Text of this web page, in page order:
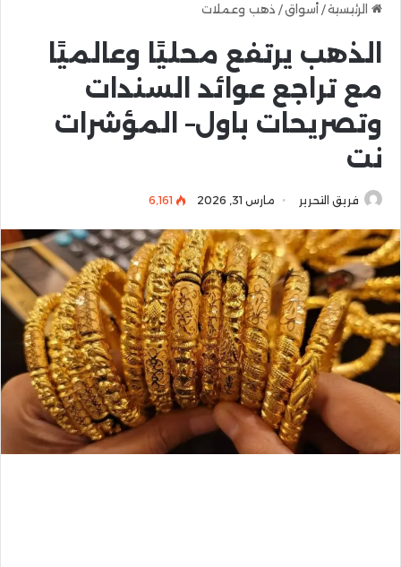
الرئيسية/ أسواق/ ذهب وعملات
الذهب يرتفع محليًا وعالميًا
مع تراجع عوائد السندات
وتصريحات باول– المؤشرات
نت
فريق التحرير مارس 31, 2026 6٬161